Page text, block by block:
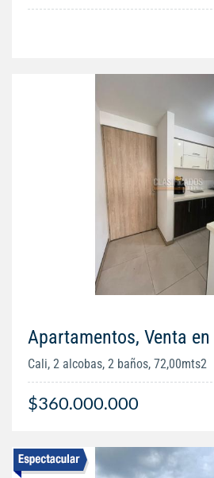
Apartamentos, Venta
Cali, 2 alcobas, 2 baños, 72,00mts2
$360.000.000